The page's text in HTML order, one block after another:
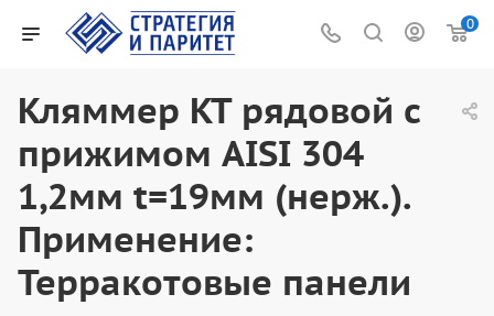
0
Кляммер KT рядовой с
прижимом AISI 304
1,2мм t=19мм (нерж.).
Применение:
Терракотовые панели